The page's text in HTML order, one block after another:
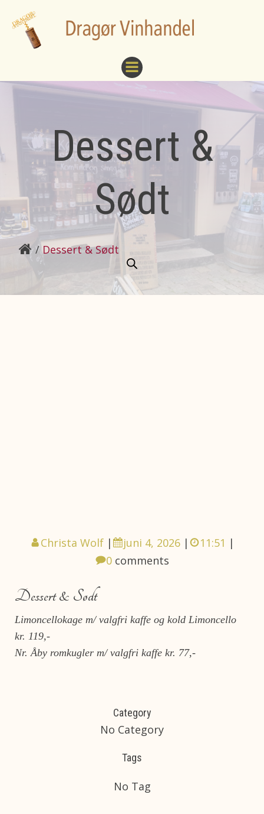
til
indhold
Dessert &
Sødt
Dessert & Sødt
Christa Wolf | juni 4, 2026 | 11:51 |
0 comments
Dessert & Sødt
Limoncellokage m/ valgfri kaffe og kold Limoncello
kr. 119,-
Nr. Åby romkugler m/ valgfri kaffe kr. 77,-
Category
No Category
Tags
No Tag